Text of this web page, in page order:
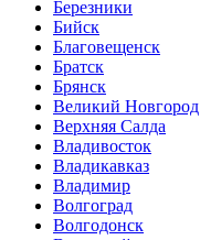
Березники
Бийск
Благовещенск
Братск
Брянск
Великий Новгород
Верхняя Салда
Владивосток
Владикавказ
Владимир
Волгоград
Волгодонск